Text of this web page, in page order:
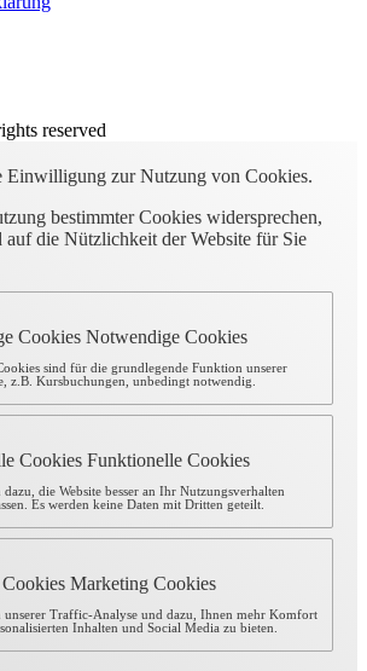
reserved
Einwilligung zur Nutzung von Cookies.
bestimmter Cookies widersprechen,
auf die Nützlichkeit der Website für Sie
Cookies Notwendige Cookies
sind für die grundlegende Funktion unserer
z.B. Kursbuchungen, unbedingt notwendig.
Cookies Funktionelle Cookies
dazu, die Website besser an Ihr Nutzungsverhalten
Es werden keine Daten mit Dritten geteilt.
Marketing Cookies
unserer Traffic-Analyse und dazu, Ihnen mehr Komfort
Inhalten und Social Media zu bieten.